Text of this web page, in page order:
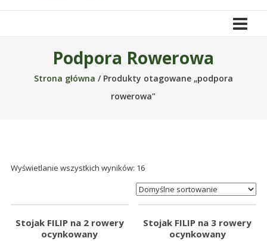
Alwo
sklep
maszynowe.
rodzaju
Podpora Rowerowa
Strona główna / Produkty otagowane „podpora
rowerowa”
Wyświetlanie wszystkich wyników: 16
Stojak FILIP na 2 rowery
ocynkowany
Stojak FILIP na 3 rowery
ocynkowany